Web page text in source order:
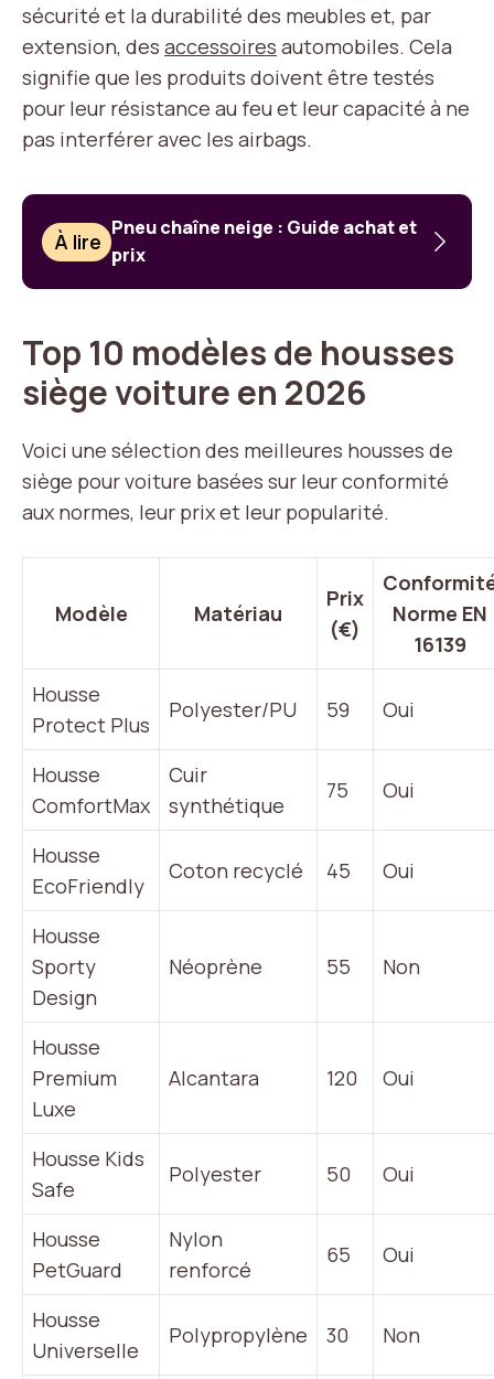
sécurité et la durabilité des meubles et, par
extension, des accessoires automobiles. Cela
signifie que les produits doivent être testés
pour leur résistance au feu et leur capacité à ne
pas interférer avec les airbags.
À lire
Pneu chaîne neige : Guide achat et
prix
Top 10 modèles de housses
siège voiture en 2026
Voici une sélection des meilleures housses de
siège pour voiture basées sur leur conformité
aux normes, leur prix et leur popularité.
Modèle Matériau
Prix
(€)
Norme EN
16139
Housse
Protect Plus
Polyester/PU 59 Oui
Housse
ComfortMax
Cuir
synthétique
75 Oui
Housse
EcoFriendly
Coton recyclé 45 Oui
Housse
Sporty
Design
Néoprène 55 Non
Housse
Premium
Luxe
Alcantara 120 Oui
Housse Kids
Safe
Polyester 50 Oui
Housse
PetGuard
Nylon
renforcé
65 Oui
Housse
Universelle
Polypropylène 30 Non